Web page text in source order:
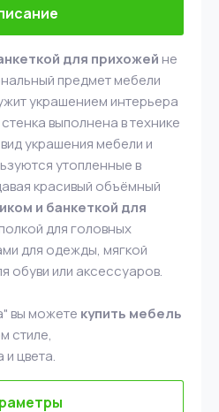
для прихожей не
предмет мебели
украшением интерьера
выполнена в технике
украшения мебели и
утопленные в
красивый объёмный
и банкеткой для
для головных
для одежды, мягкой
обуви или аксессуаров.
вы можете купить мебель
стиле,
цвета.